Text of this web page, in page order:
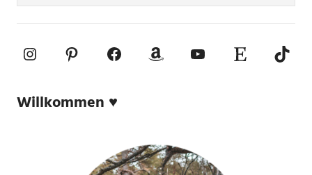
InstagramPinterestFacebookAmazonYouTube
Etsy-Shop
Willkommen ♥